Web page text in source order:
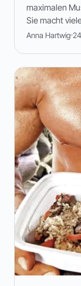
maximalen
Sie macht
Anna Hartwig